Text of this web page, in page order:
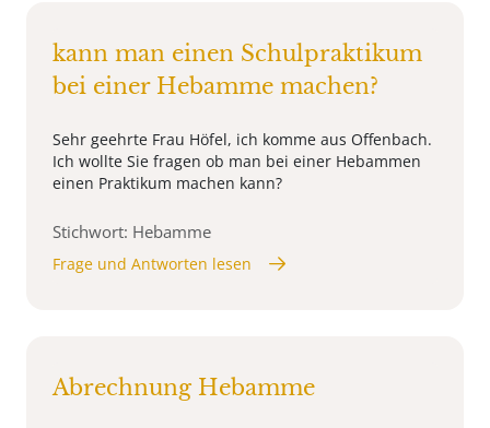
kann man einen Schulpraktikum
bei einer Hebamme machen?
Sehr geehrte Frau Höfel, ich komme aus Offenbach.
Ich wollte Sie fragen ob man bei einer Hebammen
einen Praktikum machen kann?
Stichwort: Hebamme
Frage und Antworten lesen
Abrechnung Hebamme